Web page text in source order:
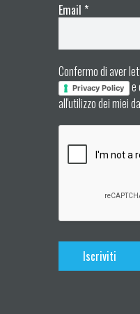
Email *
Confermo di aver
Privacy Policy
e
all'utilizzo dei miei